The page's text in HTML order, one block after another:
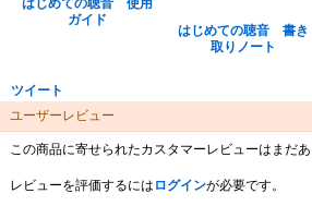
はじめての聴音 使用
ガイド
はじめての聴音 書き
取りノート
ツイート
ユーザーレビュー
この商品に寄せられたカスタマーレビューはまだあ
レビューを評価するには ログインが必要です。